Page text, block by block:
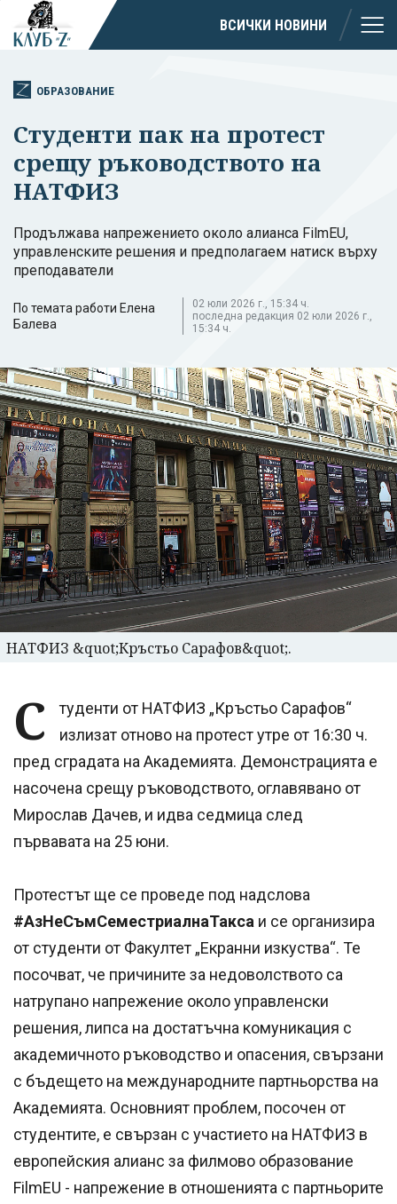
ВСИЧКИ НОВИНИ
ОБРАЗОВАНИЕ
Студенти пак на протест
срещу ръководството на
НАТФИЗ
Продължава напрежението около алианса FilmEU,
управленските решения и предполагаем натиск върху
преподаватели
По темата работи Елена
Балева
02 юли 2026 г., 15:34 ч.
последна редакция 02 юли 2026 г.,
15:34 ч.
НАТФИЗ &quot;Кръстьо Сарафов&quot;.
С
туденти от НАТФИЗ „Кръстьо Сарафов“
излизат отново на протест утре от 16:30 ч.
пред сградата на Академията. Демонстрацията е
насочена срещу ръководството, оглавявано от
Мирослав Дачев, и идва седмица след
първавата на 25 юни.
Протестът ще се проведе под надслова
#АзНеСъмСеместриалнаТакса и се организира
от студенти от Факултет „Екранни изкуства“. Те
посочват, че причините за недоволството са
натрупано напрежение около управленски
решения, липса на достатъчна комуникация с
академичното ръководство и опасения, свързани
с бъдещето на международните партньорства на
Академията. Основният проблем, посочен от
студентите, е свързан с участието на НАТФИЗ в
европейския алианс за филмово образование
FilmEU - напрежение в отношенията с партньорите